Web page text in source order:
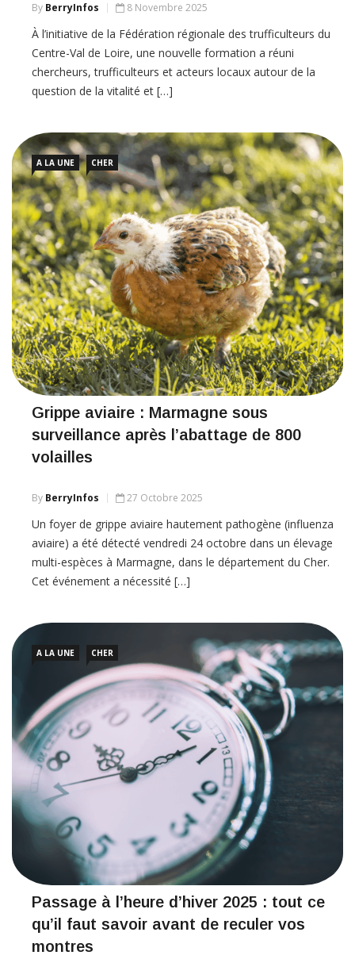
By BerryInfos 8 Novembre 2025
À l’initiative de la Fédération régionale des trufficulteurs du
Centre-Val de Loire, une nouvelle formation a réuni
chercheurs, trufficulteurs et acteurs locaux autour de la
question de la vitalité et […]
A LA UNE CHER
Grippe aviaire : Marmagne sous
surveillance après l’abattage de 800
volailles
By BerryInfos 27 Octobre 2025
Un foyer de grippe aviaire hautement pathogène (influenza
aviaire) a été détecté vendredi 24 octobre dans un élevage
multi-espèces à Marmagne, dans le département du Cher.
Cet événement a nécessité […]
A LA UNE CHER
Passage à l’heure d’hiver 2025 : tout ce
qu’il faut savoir avant de reculer vos
montres